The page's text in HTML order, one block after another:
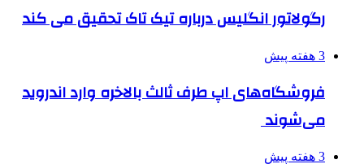
رگولاتور انگلیس درباره تیک تاک تحقیق می کند
3 هفته پیش
فروشگاه‌های اپ طرف ثالث بالاخره وارد اندروید
می‌شوند
3 هفته پیش